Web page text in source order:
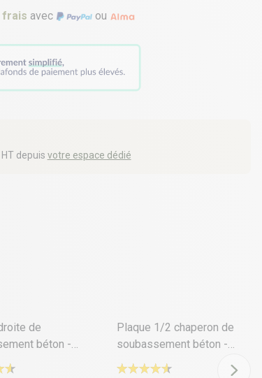
frais avec ou
depuis votre espace dédié
de
béton -
2m50
Plaque 1/2 chaperon de
soubassement béton -
Longueur 2m50
vos Options